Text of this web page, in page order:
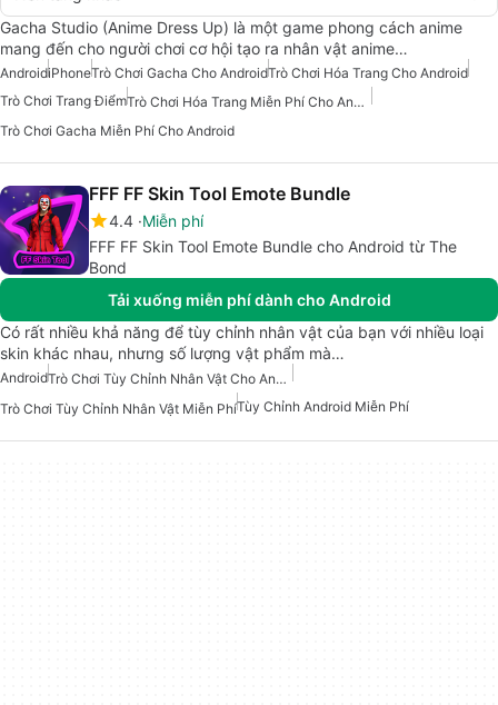
Gacha Studio (Anime Dress Up) là một game phong cách anime
mang đến cho người chơi cơ hội tạo ra nhân vật anime…
AndroidiPhoneTrò Chơi Gacha Cho AndroidTrò Chơi Hóa Trang Cho Android
Trò Chơi Trang Điểm
Trò Chơi Hóa Trang Miễn Phí Cho Android
Trò Chơi Gacha Miễn Phí Cho Android
FFF FF Skin Tool Emote Bundle
4.4 Miễn phí
FFF FF Skin Tool Emote Bundle cho Android từ The
Bond
Tải xuống miễn phí dành cho Android
Có rất nhiều khả năng để tùy chỉnh nhân vật của bạn với nhiều loại
skin khác nhau, nhưng số lượng vật phẩm mà…
Android
Trò Chơi Tùy Chỉnh Nhân Vật Cho Android
Trò Chơi Tùy Chỉnh Nhân Vật Miễn PhíTùy Chỉnh Android Miễn Phí